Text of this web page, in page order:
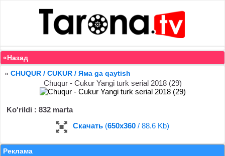
«Назад
» CHUQUR / CUKUR / Яма ga qaytish
Chuqur - Cukur Yangi turk serial 2018 (29)
Ko'rildi : 832 marta
Скачать (650x360 / 88.6 Kb)
Реклама